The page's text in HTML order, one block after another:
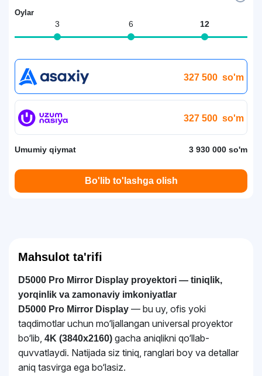
Oylar
3 6 12
327 500 so'm
327 500 so'm
Umumiy qiymat 3 930 000 so'm
Bo'lib to'lashga olish
Mahsulot ta'rifi
D5000 Pro Mirror Display proyektori — tiniqlik,
yorqinlik va zamonaviy imkoniyatlar
D5000 Pro Mirror Display — bu uy, ofis yoki
taqdimotlar uchun mo‘ljallangan universal proyektor
bo‘lib, 4K (3840x2160) gacha aniqlikni qo‘llab-
quvvatlaydi. Natijada siz tiniq, ranglari boy va detallar
aniq tasvirga ega bo‘lasiz.